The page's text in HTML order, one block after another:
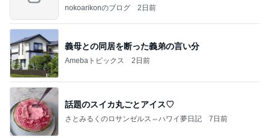
nokoarikonのブログ 2日前
義母との同居を断った義弟の言い分
Amebaトピックス 2日前
話題のスイカ丸ごとアイス♡
さとみるくのロサンゼルス⇔ハワイ夢日記 7日前